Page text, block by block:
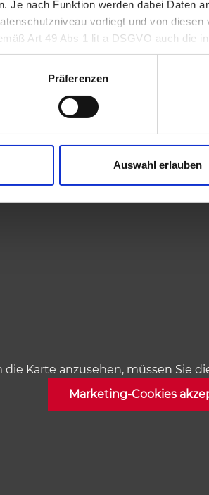
Je nach Funktion werden dabei Daten
vorliegt und von
Art 49 Abs 1 lit a DSGVO auch die
in unsicheren Drittstaaten, wie
und kann jederzeit auf unserer Seite
Präferenzen
Auswahl erlauben
die Karte anzusehen, müssen Sie
Marketing-Cookies